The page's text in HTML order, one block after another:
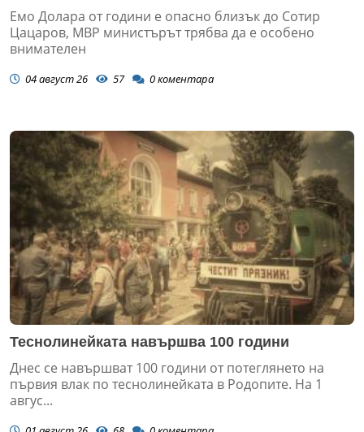
(ЗАПОВЕД)
Емо Долара от години е опасно близък до Сотир
Цацаров, МВР министърът трябва да е особено
внимателен
04 август 26 57 0коментара
Теснолинейката навършва 100 години
Днес се навършват 100 години от потеглянето на
първия влак по теснолинейката в Родопите. На 1
авгус...